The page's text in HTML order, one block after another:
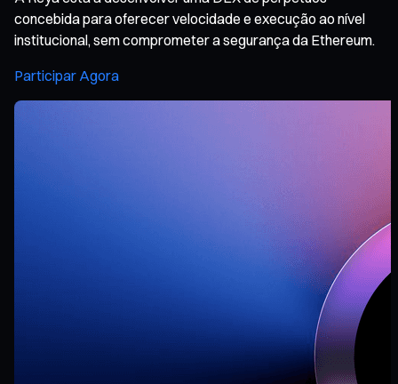
concebida para oferecer velocidade e execução ao nível
institucional, sem comprometer a segurança da Ethereum.
Participar Agora